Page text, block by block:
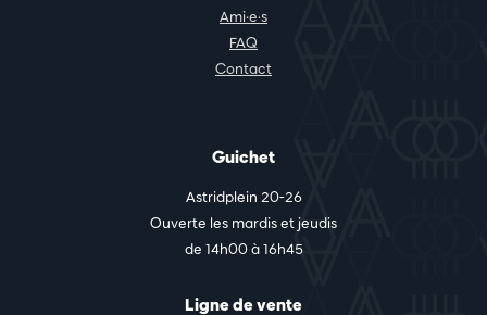
Ami·e·s
FAQ
Contact
Guichet
Astridplein 20-26
Ouverte les mardis et jeudis
de 14h00 à 16h45
Ligne de vente